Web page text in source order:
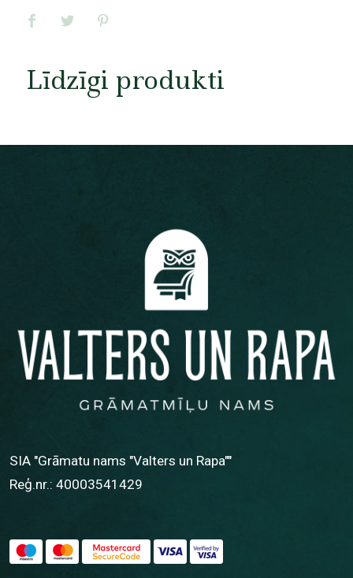
Līdzīgi produkti
SIA "Grāmatu nams "Valters un Rapa""
Reģ.nr.: 40003541429